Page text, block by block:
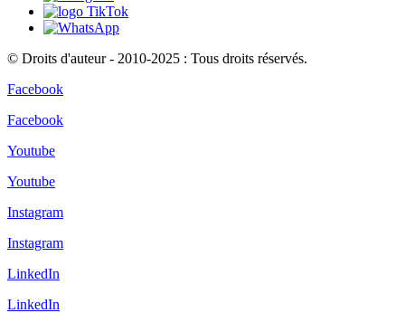
© Droits d'auteur - 2010-2025 : Tous droits réservés.
Facebook
Facebook
Youtube
Youtube
Instagram
Instagram
LinkedIn
LinkedIn